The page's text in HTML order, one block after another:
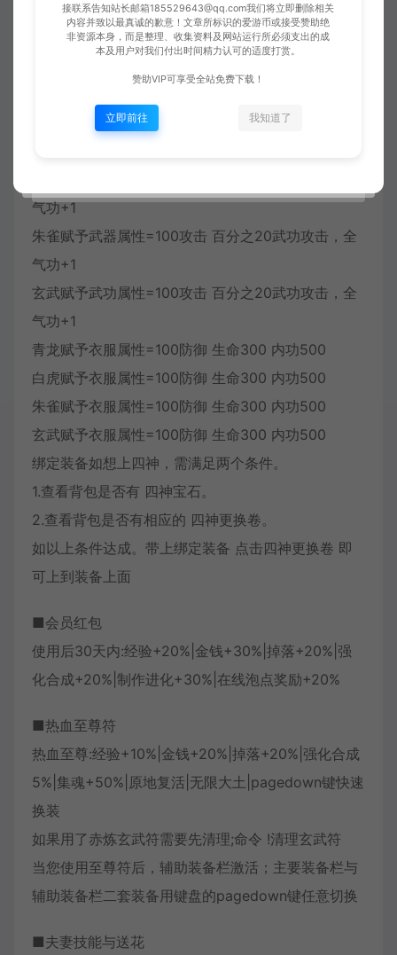
力宝石进行合成。合成后可获得相应属性提升。
变更四神之力宝石可购买四神变更卷。进行对应变
青龙赋予武器属性=100攻击 百分之20武功攻击，全
气功+1
朱雀赋予武器属性=100攻击 百分之20武功攻击，全
气功+1
玄武赋予武功属性=100攻击 百分之20武功攻击，全
气功+1
青龙赋予衣服属性=100防御 生命300 内功500
白虎赋予衣服属性=100防御 生命300 内功500
朱雀赋予衣服属性=100防御 生命300 内功500
玄武赋予衣服属性=100防御 生命300 内功500
绑定装备如想上四神，需满足两个条件。
1.查看背包是否有 四神宝石。
2.查看背包是否有相应的 四神更换卷。
如以上条件达成。带上绑定装备 点击四神更换卷 即
可上到装备上面
■会员红包
使用后30天内:经验+20%|金钱+30%|掉落+20%|强
化合成+20%|制作进化+30%|在线泡点奖励+20%
■热血至尊符
热血至尊:经验+10%|金钱+20%|掉落+20%|强化合成
5%|集魂+50%|原地复活|无限大土|pagedown键快速
换装
如果用了赤炼玄武符需要先清理;命令 !清理玄武符
当您使用至尊符后，辅助装备栏激活；主要装备栏与
辅助装备栏二套装备用键盘的pagedown键任意切换
■夫妻技能与送花
接联系告知站长邮箱185529643@qq.com我们将立即删除相关
内容并致以最真诚的歉意！文章所标识的爱游币或接受赞助绝
非资源本身，而是整理、收集资料及网站运行所必须支出的成
本及用户对我们付出时间精力认可的适度打赏。
赞助VIP可享受全站免费下载！
立即前往 我知道了